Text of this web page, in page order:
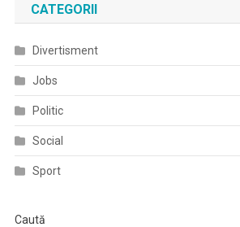
CATEGORII
Divertisment
Jobs
Politic
Social
Sport
Caută